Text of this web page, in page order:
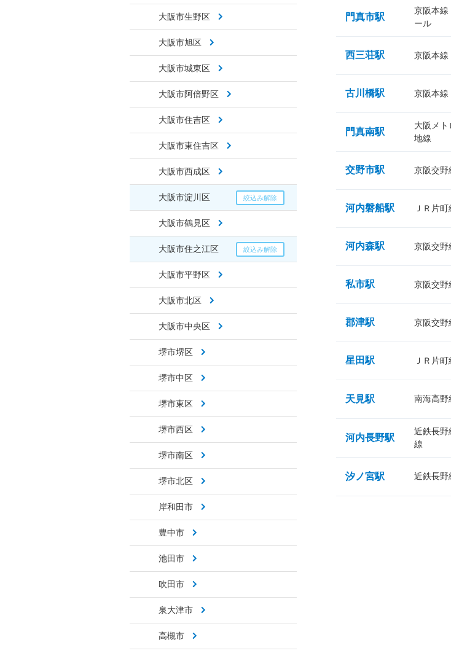
大阪市生野区
大阪市旭区
大阪市城東区
大阪市阿倍野区
大阪市住吉区
大阪市東住吉区
大阪市西成区
大阪市淀川区
大阪市鶴見区
大阪市住之江区
大阪市平野区
大阪市北区
大阪市中央区
堺市堺区
堺市中区
堺市東区
堺市西区
堺市南区
堺市北区
岸和田市
豊中市
池田市
吹田市
泉大津市
高槻市
門真市駅
京阪本線
ール
西三荘駅 京阪本線
古川橋駅 京阪本線
門真南駅
大阪メト
地線
交野市駅 京阪交野
河内磐船駅 ＪＲ片町
河内森駅 京阪交野
私市駅 京阪交野
郡津駅 京阪交野
星田駅 ＪＲ片町
天見駅 南海高野
河内長野駅
近鉄長野
線
汐ノ宮駅 近鉄長野